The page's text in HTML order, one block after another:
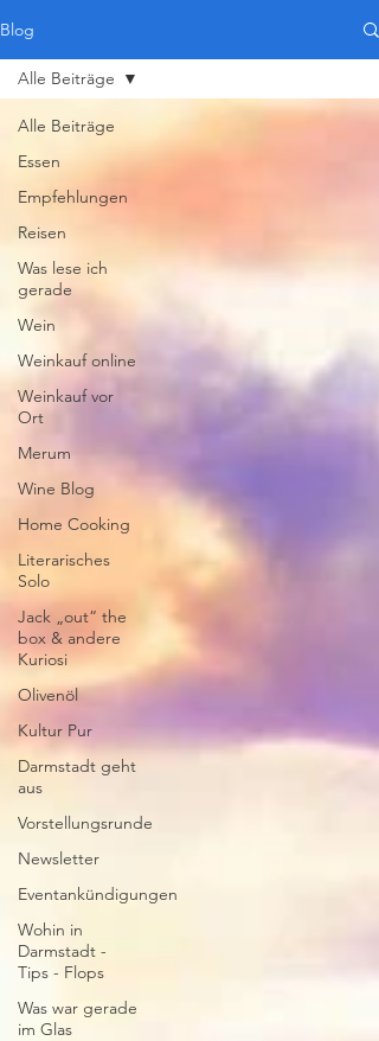
Blog
Alle Beiträge
Essen
Empfehlungen
Reisen
Was lese ich
gerade
Wein
Weinkauf online
Weinkauf vor
Ort
Merum
Wine Blog
Home Cooking
Literarisches
Solo
Jack „out“ the
box & andere
Kuriosi
Olivenöl
Kultur Pur
Darmstadt geht
aus
Vorstellungsrunde
Newsletter
Eventankündigungen
Wohin in
Darmstadt -
Tips - Flops
Was war gerade
im Glas
Alle Beiträge